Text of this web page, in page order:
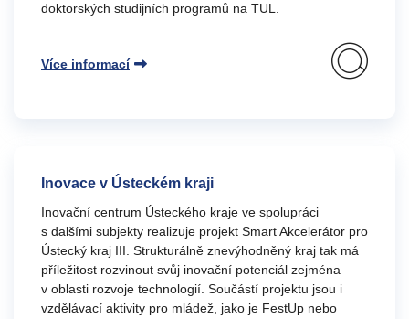
doktorských studijních programů na TUL.
Více informací
Inovace v Ústeckém kraji
Inovační centrum Ústeckého kraje ve spolupráci
s dalšími subjekty realizuje projekt Smart Akcelerátor pro
Ústecký kraj III. Strukturálně znevýhodněný kraj tak má
příležitost rozvinout svůj inovační potenciál zejména
v oblasti rozvoje technologií. Součástí projektu jsou i
vzdělávací aktivity pro mládež, jako je FestUp nebo